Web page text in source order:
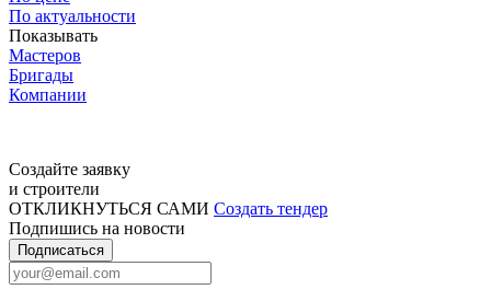
По актуальности
Показывать
Мастеров
Бригады
Компании
Создайте заявку
и строители
ОТКЛИКНУТЬСЯ САМИ Создать тендер
Подпишись на новости
Подписаться